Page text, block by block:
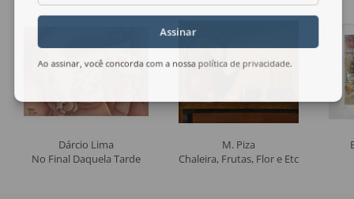
Dárcio Lima
No Final Daquela Tarde
M. Piza
Chaleira, Frutas, Flor e Etc
Assinar
Ao assinar, você concorda com a nossa política de privacidade.